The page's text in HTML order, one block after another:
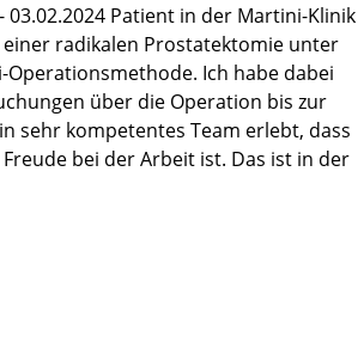
bei der Arbeit und machen Sie
03.02.2024 Patient in der Martini-Klinik
radikalen Prostatektomie unter
Operationsmethode. Ich habe dabei
über die Operation bis zur
sehr kompetentes Team erlebt, dass
bei der Arbeit ist. Das ist in der
Druck, dem Ärzte und
sind, nicht immer